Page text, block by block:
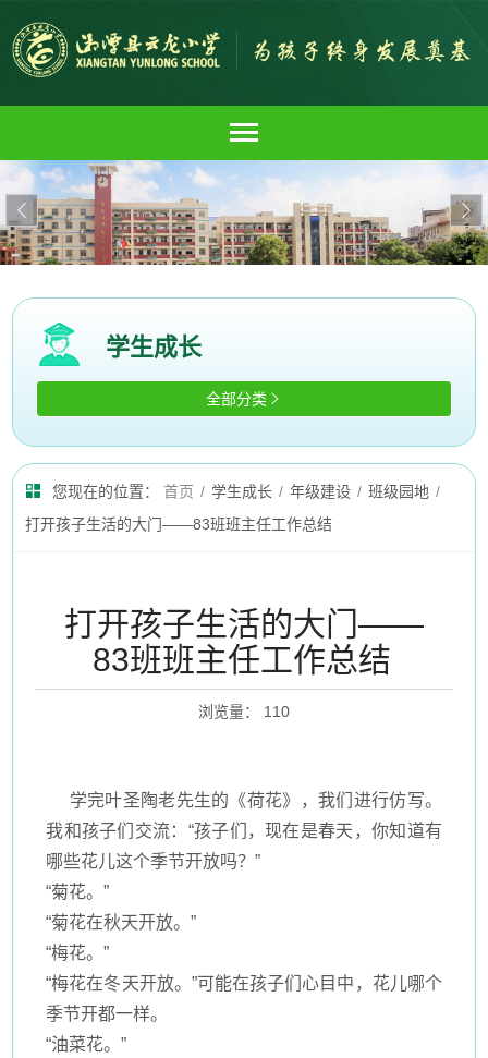
 
学生成长
全部分类 
您现在的位置： 首页 / 学生成长 / 年级建设 / 班级园地 /
打开孩子生活的大门——83班班主任工作总结
打开孩子生活的大门——
83班班主任工作总结
浏览量： 110
学完叶圣陶老先生的《荷花》，我们进行仿写。
我和孩子们交流： “孩子们，现在是春天，你知道有
哪些花儿这个季节开放吗？”
“菊花。”
“菊花在秋天开放。”
“梅花。”
“梅花在冬天开放。”可能在孩子们心目中，花儿哪个
季节开都一样。
“油菜花。”